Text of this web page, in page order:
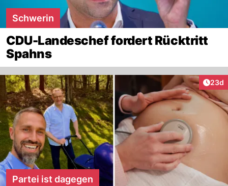
Schwerin
CDU-Landeschef fordert Rücktritt
Spahns
23d
Partei ist dagegen